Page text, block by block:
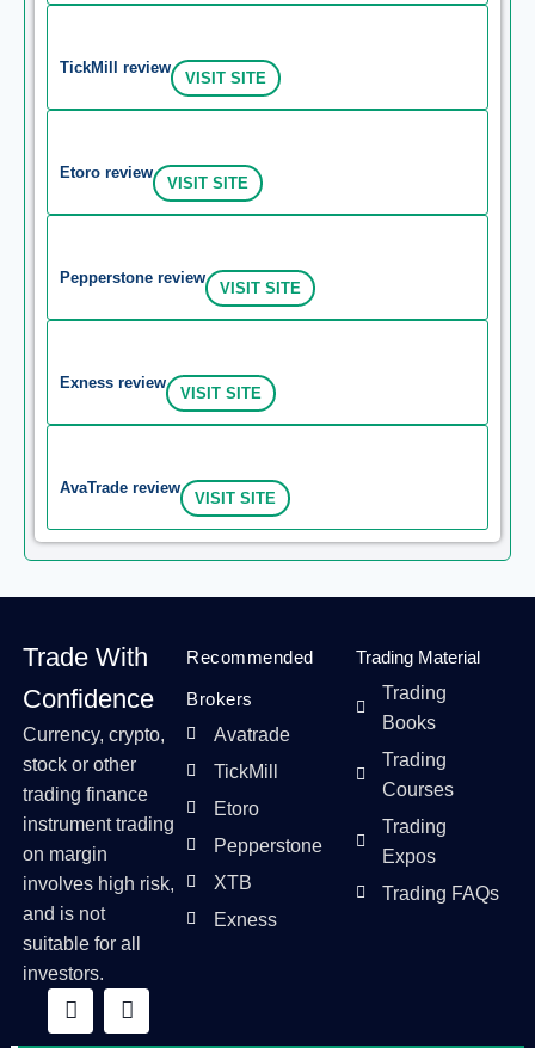
TickMill review
VISIT SITE
Etoro review
VISIT SITE
Pepperstone review
VISIT SITE
Exness review
VISIT SITE
AvaTrade review
VISIT SITE
Trade With
Confidence
Currency, crypto,
stock or other
trading finance
instrument trading
on margin
involves high risk,
and is not
suitable for all
investors.
Recommended
Brokers
Avatrade
TickMill
Etoro
Pepperstone
XTB
Exness
Trading Material
Trading
Books
Trading
Courses
Trading
Expos
Trading FAQs